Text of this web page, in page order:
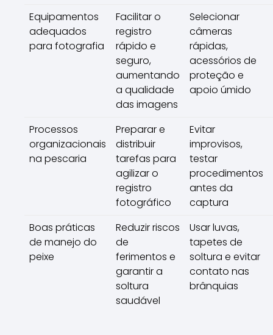
Equipamentos
adequados
para fotografia
Facilitar o
registro
rápido e
seguro,
aumentando
a qualidade
das imagens
Selecionar
câmeras
rápidas,
acessórios de
proteção e
apoio úmido
Processos
organizacionais
na pescaria
Preparar e
distribuir
tarefas para
agilizar o
registro
fotográfico
Evitar
improvisos,
testar
procedimentos
antes da
captura
Boas práticas
de manejo do
peixe
Reduzir riscos
de
ferimentos e
garantir a
soltura
saudável
Usar luvas,
tapetes de
soltura e evitar
contato nas
brânquias